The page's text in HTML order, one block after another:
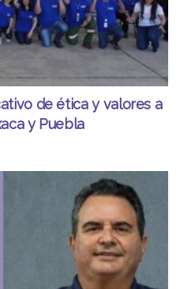
de ética y valores a
y Puebla